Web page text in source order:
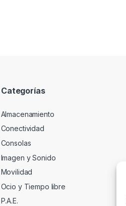
Categorías
Almacenamiento
Conectividad
Consolas
Imagen y Sonido
Movilidad
Ocio y Tiempo libre
P.A.E.